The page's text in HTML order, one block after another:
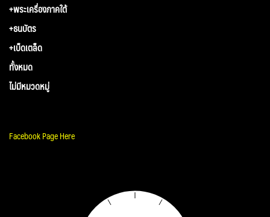
+พระเครื่องภาคใต้
+ธนบัตร
+เบ็ดเตล็ด
ทั้งหมด
ไม่มีหมวดหมู่
Facebook Page Here